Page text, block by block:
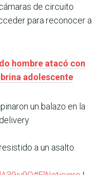
de circuito
para reconocer a
hombre atacó con
adolescente
un balazo en la
a un asalto.